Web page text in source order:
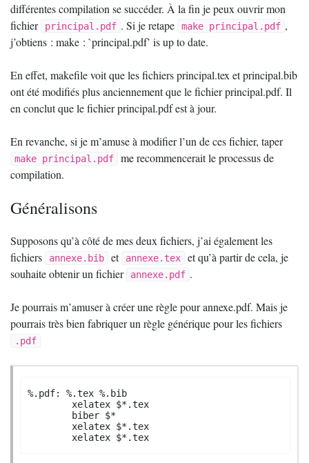
différentes compilation se succéder. À la fin je peux ouvrir mon
fichier
principal.pdf . Si je retape make principal.pdf ,
j’obtiens : make : `principal.pdf’ is up to date.
En effet, makefile voit que les fichiers principal.tex et principal.bib
ont été modifiés plus anciennement que le fichier principal.pdf. Il
en conclut que le fichier principal.pdf est à jour.
En revanche, si je m’amuse à modifier l’un de ces fichier, taper
make principal.pdf
me recommencerait le processus de
compilation.
Généralisons
Supposons qu’à côté de mes deux fichiers, j’ai également les
fichiers
annexe.bib et annexe.tex
et qu’à partir de cela, je
souhaite obtenir un fichier
annexe.pdf .
Je pourrais m’amuser à créer une règle pour annexe.pdf. Mais je
pourrais très bien fabriquer un règle générique pour les fichiers
.pdf
%.pdf: %.tex %.bib
	xelatex $*.tex